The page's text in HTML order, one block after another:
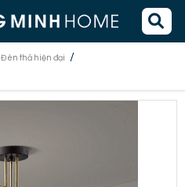
Đèn thả hiện đại /